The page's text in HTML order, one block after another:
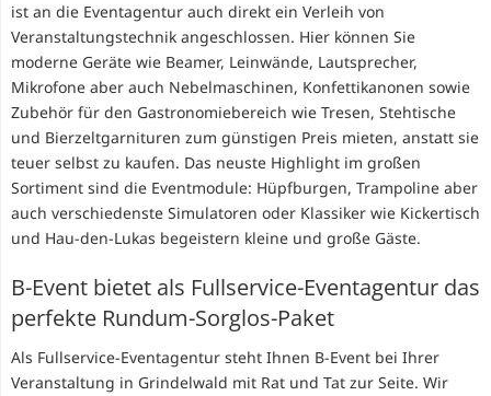
ist an die Eventagentur auch direkt ein Verleih von
Veranstaltungstechnik angeschlossen. Hier können Sie
moderne Geräte wie Beamer, Leinwände, Lautsprecher,
Mikrofone aber auch Nebelmaschinen, Konfettikanonen sowie
Zubehör für den Gastronomiebereich wie Tresen, Stehtische
und Bierzeltgarnituren zum günstigen Preis mieten, anstatt sie
teuer selbst zu kaufen. Das neuste Highlight im großen
Sortiment sind die Eventmodule: Hüpfburgen, Trampoline aber
auch verschiedenste Simulatoren oder Klassiker wie Kickertisch
und Hau-den-Lukas begeistern kleine und große Gäste.
B-Event bietet als Fullservice-Eventagentur das
perfekte Rundum-Sorglos-Paket
Als Fullservice-Eventagentur steht Ihnen B-Event bei Ihrer
Veranstaltung in Grindelwald mit Rat und Tat zur Seite. Wir